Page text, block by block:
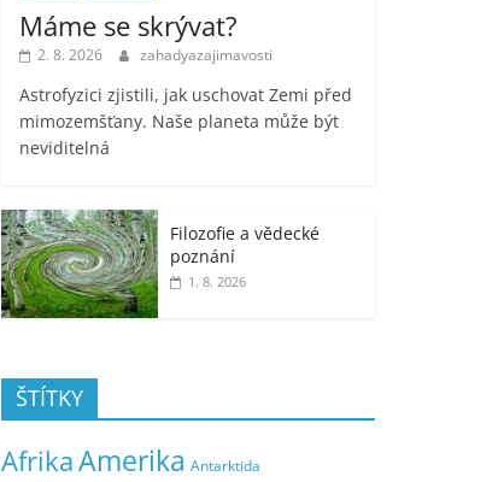
Máme se skrývat?
2. 8. 2026 zahadyazajimavosti
Astrofyzici zjistili, jak uschovat Zemi před
mimozemšťany. Naše planeta může být
neviditelná
Filozofie a vědecké
poznání
1. 8. 2026
ŠTÍTKY
AfrikaAmerika Antarktida